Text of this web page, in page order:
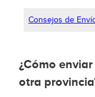
Consejos de
¿Cómo
otra